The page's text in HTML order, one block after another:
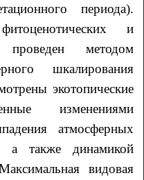
периода).
и
проведен методом
шкалирования
экотопические
изменениями
атмосферных
а также динамикой
видовая